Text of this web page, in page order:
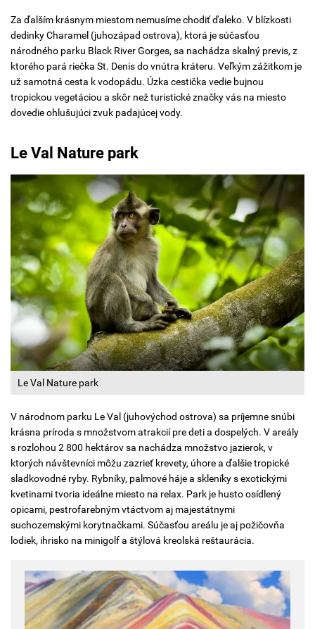
Za ďalším krásnym miestom nemusíme chodiť ďaleko. V blízkosti
dedinky Charamel (juhozápad ostrova), ktorá je súčasťou
národného parku Black River Gorges, sa nachádza skalný previs, z
ktorého pará riečka St. Denis do vnútra kráteru. Veľkým zážitkom je
už samotná cesta k vodopádu. Úzka cestička vedie bujnou
tropickou vegetáciou a skôr než turistické značky vás na miesto
dovedie ohlušujúci zvuk padajúcej vody.
Le Val Nature park
Le Val Nature park
V národnom parku Le Val (juhovýchod ostrova) sa príjemne snúbi
krásna príroda s množstvom atrakcií pre deti a dospelých. V areály
s rozlohou 2 800 hektárov sa nachádza množstvo jazierok, v
ktorých návštevníci môžu zazrieť krevety, úhore a ďalšie tropické
sladkovodné ryby. Rybníky, palmové háje a skleníky s exotickými
kvetinami tvoria ideálne miesto na relax. Park je husto osídlený
opicami, pestrofarebným vtáctvom aj majestátnymi
suchozemskými korytnačkami. Súčasťou areálu je aj požičovňa
lodiek, ihrisko na minigolf a štýlová kreolská reštaurácia.